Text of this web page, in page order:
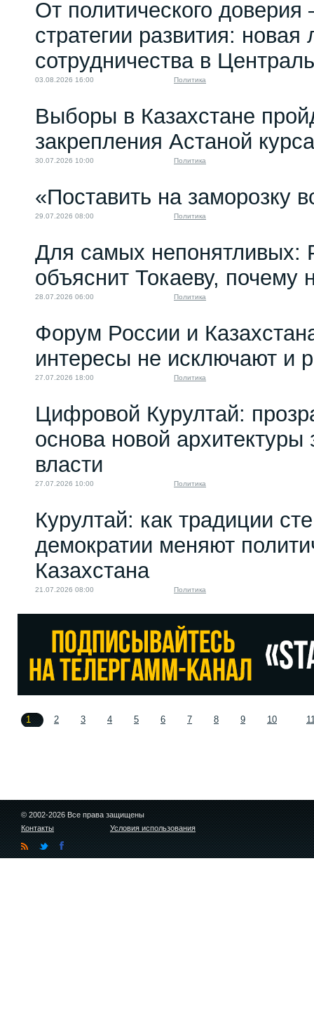
Не время...
От политического
стратегии развития: новая
сотрудничества в
03.08.2026 16:00 Политика
Выборы в Казахстане
закрепления Астаной
30.07.2026 10:00 Политика
«Поставить на заморозку
29.07.2026 08:00 Политика
Для самых непонятливых:
объяснит Токаеву,
28.07.2026 06:00 Политика
Форум России и
интересы не исключают и
27.07.2026 18:00 Политика
Цифровой Курултай:
основа новой архитектуры
власти
27.07.2026 10:00 Политика
Курултай: как традиции
демократии меняют
Казахстана
21.07.2026 08:00 Политика
1 2 3 4 5 6 7 8 9 10
© 2002-2026 Все права защищены
Контакты
Условия использования